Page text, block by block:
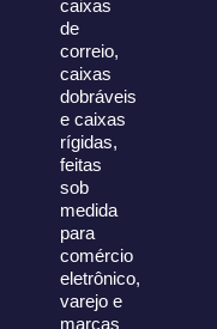
caixas
de
correio,
caixas
dobráveis
e caixas
rígidas,
feitas
sob
medida
para
comércio
eletrônico,
varejo e
marcas